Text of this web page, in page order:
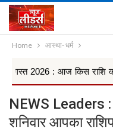
Home आस्था- धर्म
: आज किस राशि की चमकेगी
NEWS Leaders
शनिवार आपका